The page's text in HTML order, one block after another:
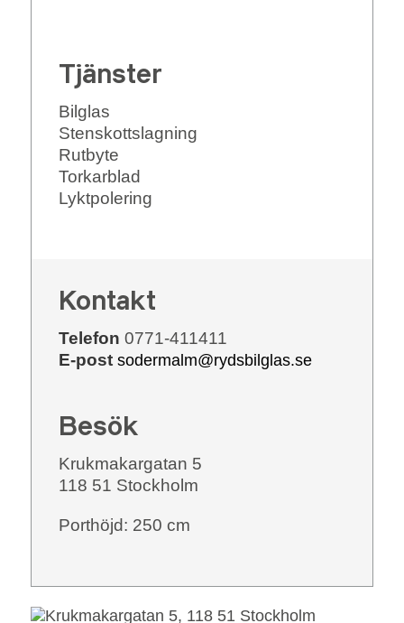
Tjänster
Bilglas
Stenskottslagning
Rutbyte
Torkarblad
Lyktpolering
Kontakt
Telefon 0771-411411
E-post sodermalm@rydsbilglas.se
Besök
Krukmakargatan 5
118 51 Stockholm
Porthöjd: 250 cm